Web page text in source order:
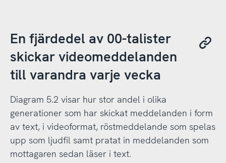
En fjärdedel av 00-talister
skickar videomeddelanden
till varandra varje vecka
Diagram 5.2 visar hur stor andel i olika
generationer som har skickat meddelanden i form
av text, i videoformat, röstmeddelande som spelas
upp som ljudfil samt pratat in meddelanden som
mottagaren sedan läser i text.